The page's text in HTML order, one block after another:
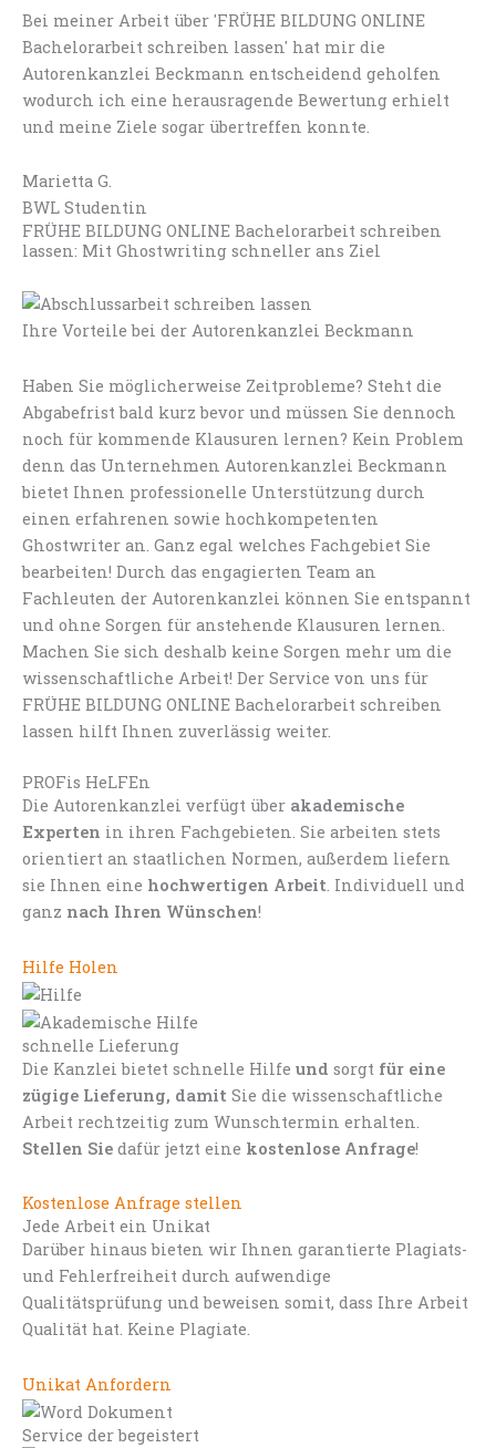
Bei meiner Arbeit über 'FRÜHE BILDUNG ONLINE
Bachelorarbeit schreiben lassen' hat mir die
Autorenkanzlei Beckmann entscheidend geholfen
wodurch ich eine herausragende Bewertung erhielt
und meine Ziele sogar übertreffen konnte.
Marietta G.
BWL Studentin
FRÜHE BILDUNG ONLINE Bachelorarbeit schreiben
lassen: Mit Ghostwriting schneller ans Ziel
Ihre Vorteile bei der Autorenkanzlei Beckmann
Haben Sie möglicherweise Zeitprobleme? Steht die
Abgabefrist bald kurz bevor und müssen Sie dennoch
noch für kommende Klausuren lernen? Kein Problem
denn das Unternehmen Autorenkanzlei Beckmann
bietet Ihnen professionelle Unterstützung durch
einen erfahrenen sowie hochkompetenten
Ghostwriter an. Ganz egal welches Fachgebiet Sie
bearbeiten! Durch das engagierten Team an
Fachleuten der Autorenkanzlei können Sie entspannt
und ohne Sorgen für anstehende Klausuren lernen.
Machen Sie sich deshalb keine Sorgen mehr um die
wissenschaftliche Arbeit! Der Service von uns für
FRÜHE BILDUNG ONLINE Bachelorarbeit schreiben
lassen hilft Ihnen zuverlässig weiter.
PROFis HeLFEn
Die Autorenkanzlei verfügt über akademische
Experten in ihren Fachgebieten. Sie arbeiten stets
orientiert an staatlichen Normen, außerdem liefern
sie Ihnen eine hochwertigen Arbeit. Individuell und
ganz nach Ihren Wünschen!
Hilfe Holen
schnelle Lieferung
Die Kanzlei bietet schnelle Hilfe und sorgt für eine
zügige Lieferung, damit Sie die wissenschaftliche
Arbeit rechtzeitig zum Wunschtermin erhalten.
Stellen Sie dafür jetzt eine kostenlose Anfrage!
Kostenlose Anfrage stellen
Jede Arbeit ein Unikat
Darüber hinaus bieten wir Ihnen garantierte Plagiats-
und Fehlerfreiheit durch aufwendige
Qualitätsprüfung und beweisen somit, dass Ihre Arbeit
Qualität hat. Keine Plagiate.
Unikat Anfordern
Service der begeistert